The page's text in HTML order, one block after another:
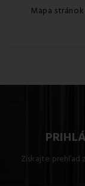
Mapa stránok
Získajte prehľad